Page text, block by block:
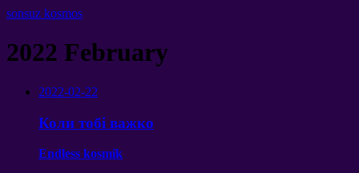
sonsuz kosmos
2022 February
2022-02-22
Коли тобі важко
Endless kosmik